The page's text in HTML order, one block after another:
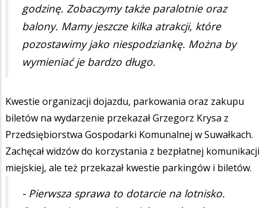
godzinę. Zobaczymy także paralotnie oraz
balony. Mamy jeszcze kilka atrakcji, które
pozostawimy jako niespodziankę. Można by
wymieniać je bardzo długo.
Kwestie organizacji dojazdu, parkowania oraz zakupu
biletów na wydarzenie przekazał Grzegorz Krysa z
Przedsiębiorstwa Gospodarki Komunalnej w Suwałkach.
Zachęcał widzów do korzystania z bezpłatnej komunikacji
miejskiej, ale też przekazał kwestie parkingów i biletów.
- Pierwsza sprawa to dotarcie na lotnisko.